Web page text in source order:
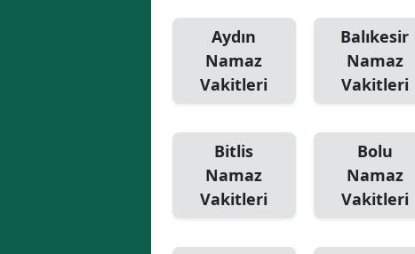
Aydın
Namaz
Vakitleri
Balıkesir
Namaz
Vakitleri
Bitlis
Namaz
Vakitleri
Bolu
Namaz
Vakitleri